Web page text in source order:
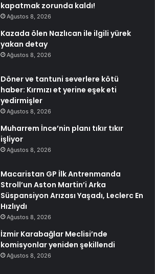
kapatmak zorunda kaldı!
Ağustos 8, 2026
Kazada ölen Nazlıcan ile ilgili yürek
yakan detay
Ağustos 8, 2026
Döner ve tantuni severlere kötü
haber: Kırmızı et yerine eşek eti
yedirmişler
Ağustos 8, 2026
Muharrem İnce’nin planı tıkır tıkır
işliyor
Ağustos 8, 2026
Macaristan GP İlk Antrenmanda
Stroll’un Aston Martin’i Arka
Süspansiyon Arızası Yaşadı, Leclerc En
Hızlıydı
Ağustos 8, 2026
İzmir Karabağlar Meclisi’nde
komisyonlar yeniden şekillendi
Ağustos 8, 2026